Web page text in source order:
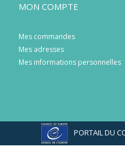
MON COMPTE
Mes commandes
Mes adresses
Mes informations personnelles
PORTAIL DU